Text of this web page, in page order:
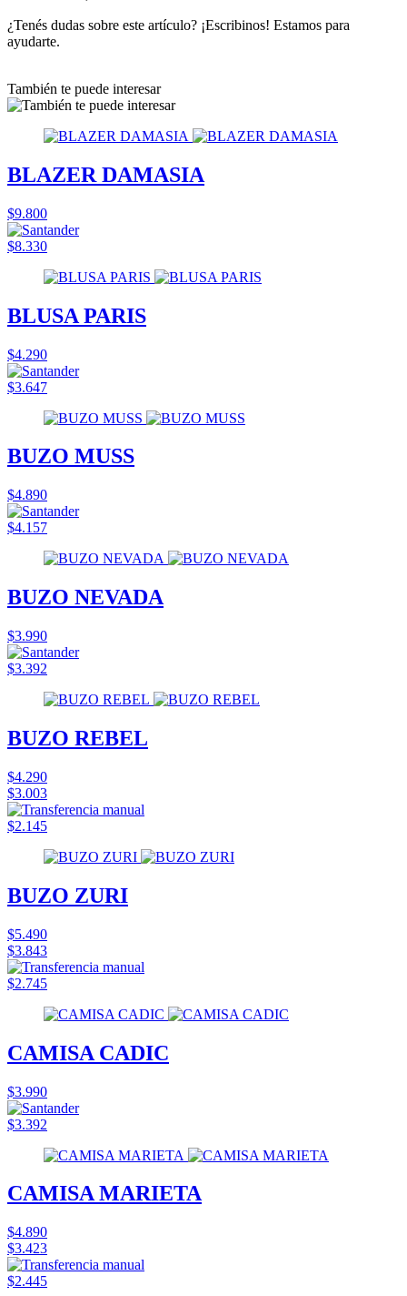
¿Tenés dudas sobre este artículo? ¡Escribinos! Estamos para
ayudarte.
También te puede interesar
BLAZER DAMASIA
$9.800
$8.330
BLUSA PARIS
$4.290
$3.647
BUZO MUSS
$4.890
$4.157
BUZO NEVADA
$3.990
$3.392
BUZO REBEL
$4.290
$3.003
$2.145
BUZO ZURI
$5.490
$3.843
$2.745
CAMISA CADIC
$3.990
$3.392
CAMISA MARIETA
$4.890
$3.423
$2.445